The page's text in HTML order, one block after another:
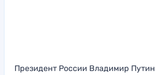
Президент России Владимир Путин